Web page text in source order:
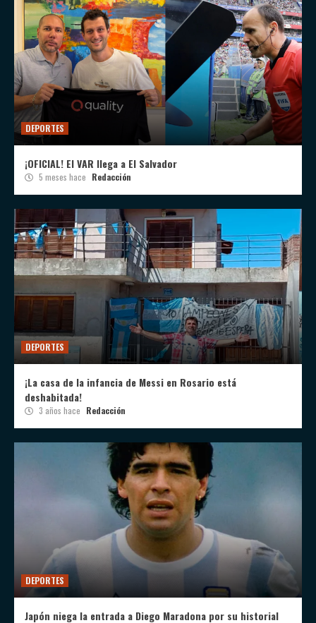
DEPORTES
¡OFICIAL! El VAR llega a El Salvador
5 meses hace Redacción
DEPORTES
¡La casa de la infancia de Messi en Rosario está
deshabitada!
3 años hace Redacción
DEPORTES
Japón niega la entrada a Diego Maradona por su historial